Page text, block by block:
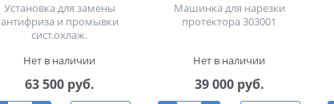
Установка для замены
антифриза и промывки
сист.охлаж.
Нет в наличии
63 500 руб.
Машинка для нарезки
протектора 303001
Нет в наличии
39 000 руб.